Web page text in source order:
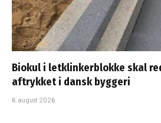
Biokul i letklinkerblokke skal
aftrykket i dansk byggeri
6. august 2026